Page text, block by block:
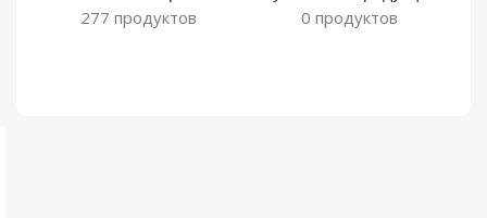
277 продуктов
0 продуктов